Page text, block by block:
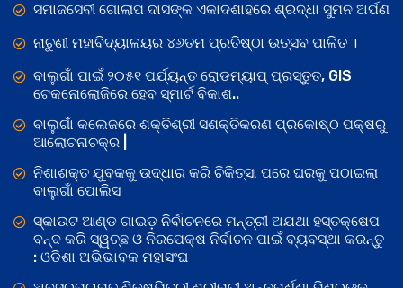
ସମାଜସେବୀ ଗୋଲାପ ଦାସଙ୍କ ଏକାଦଶାହରେ ଶ୍ରଦ୍ଧା ସୁମନ ଅର୍ପଣ
ନାଚୁଣୀ ମହାବିଦ୍ୟାଳୟର ୪୬ତମ ପ୍ରତିଷ୍ଠା ଉତ୍ସବ ପାଳିତ ।
ବାଲୁଗାଁ ପାଇଁ ୨୦୫୧ ପର୍ଯ୍ୟନ୍ତ ରୋଡମ୍ୟାପ୍ ପ୍ରସ୍ତୁତ, GIS
ଟେକନୋଲୋଜିରେ ହେବ ସ୍ମାର୍ଟ ବିକାଶ..
ବାଲୁଗାଁ କଲେଜରେ ଶକ୍ତିଶ୍ରୀ ସଶକ୍ତିକରଣ ପ୍ରକୋଷ୍ଠ ପକ୍ଷରୁ
ଆଲୋଚନାଚକ୍ର |
ନିଶାଶକ୍ତ ଯୁବକକୁ ଉଦ୍ଧାର କରି ଚିକିତ୍ସା ପରେ ଘରକୁ ପଠାଇଲା
ବାଲୁଗାଁ ପୋଲିସ
ସ୍କାଉଟ ଆଣ୍ଡ ଗାଇଡ଼ ନିର୍ବାଚନରେ ମନ୍ତ୍ରୀ ଅଯଥା ହସ୍ତକ୍ଷେପ
ବନ୍ଦ କରି ସ୍ୱଚ୍ଛ ଓ ନିରପେକ୍ଷ ନିର୍ବାଚନ ପାଇଁ ବ୍ୟବସ୍ଥା କରନ୍ତୁ
: ଓଡିଶା ଅଭିଭାବକ ମହାସଂଘ